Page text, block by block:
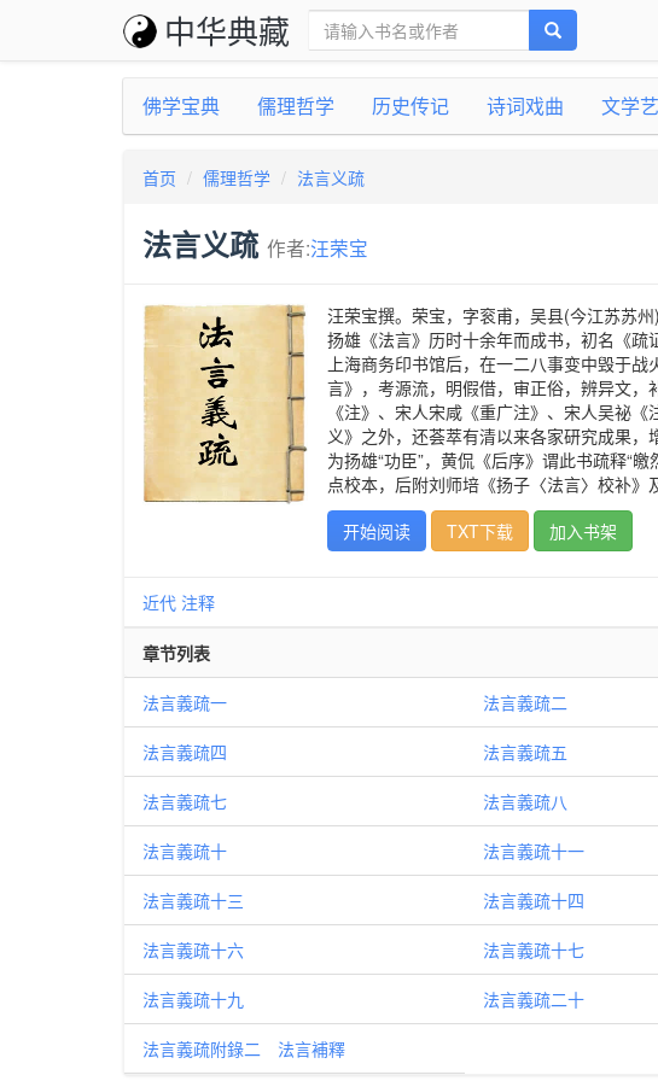
中华典藏
佛学宝典 儒理哲学 历史传记 诗词戏曲 文学
首页 儒理哲学 法言义疏
法言义疏 作者:汪荣宝
汪荣宝撰。荣宝，字衮甫，吴县(今江苏苏
扬雄《法言》历时十余年而成书，初名《
上海商务印书馆后，在一二八事变中毁于
言》，考源流，明假借，审正俗，辨异文
《注》、宋人宋咸《重广注》、宋人吴祕
义》之外，还荟萃有清以来各家研究成果
为扬雄“功臣”，黄侃《后序》谓此书疏释“
点校本，后附刘师培《扬子〈法言〉校补》
开始阅读
TXT下载 加入书架
近代 注释
章节列表
法言義疏一 法言義疏二
法言義疏四 法言義疏五
法言義疏七 法言義疏八
法言義疏十 法言義疏十一
法言義疏十三 法言義疏十四
法言義疏十六 法言義疏十七
法言義疏十九 法言義疏二十
法言義疏附錄二 法言補釋